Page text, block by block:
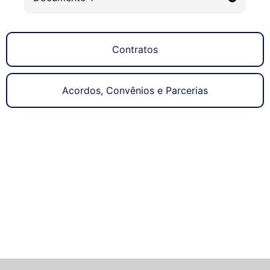
Contratos
Acordos, Convênios e Parcerias